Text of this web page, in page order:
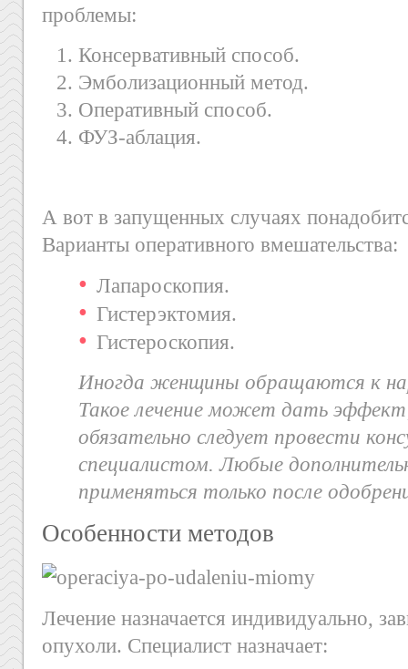
проблемы:
Консервативный способ.
Эмболизационный метод.
Оперативный способ.
ФУЗ-аблация.
А вот в запущенных случаях
Варианты оперативного вмешательства:
Лапароскопия.
Гистерэктомия.
Гистероскопия.
Иногда женщины обращаются к
Такое лечение может дать
обязательно следует провести
специалистом. Любые
применяться только после
Особенности методов
Лечение назначается индивидуально,
опухоли. Специалист назначает: